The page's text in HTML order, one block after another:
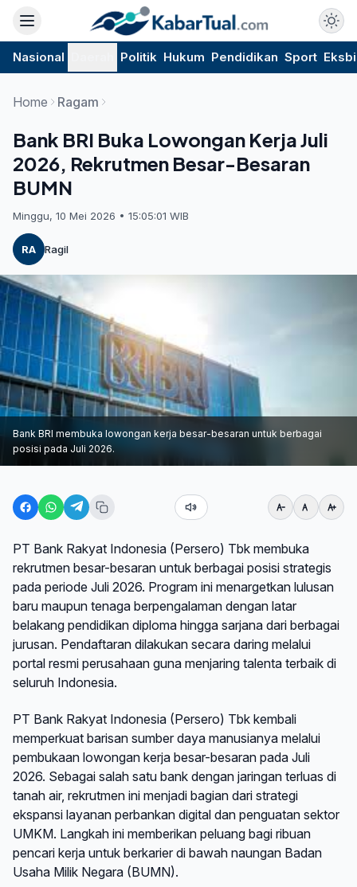
Nasional Politik Hukum Pendidikan Sport
Home Ragam
Bank BRI Buka Lowongan Kerja Juli
2026, Rekrutmen Besar-Besaran
BUMN
Minggu, 10 Mei 2026 • 15:05:01 WIB
RA Ragil
Bank BRI membuka lowongan kerja besar-besaran untuk berbagai
posisi pada Juli 2026.
PT Bank Rakyat Indonesia (Persero) Tbk membuka
rekrutmen besar-besaran untuk berbagai posisi strategis
pada periode Juli 2026. Program ini menargetkan lulusan
baru maupun tenaga berpengalaman dengan latar
belakang pendidikan diploma hingga sarjana dari berbagai
jurusan. Pendaftaran dilakukan secara daring melalui
portal resmi perusahaan guna menjaring talenta terbaik di
seluruh Indonesia.
PT Bank Rakyat Indonesia (Persero) Tbk kembali
memperkuat barisan sumber daya manusianya melalui
pembukaan lowongan kerja besar-besaran pada Juli
2026. Sebagai salah satu bank dengan jaringan terluas di
tanah air, rekrutmen ini menjadi bagian dari strategi
ekspansi layanan perbankan digital dan penguatan sektor
UMKM. Langkah ini memberikan peluang bagi ribuan
pencari kerja untuk berkarier di bawah naungan Badan
Usaha Milik Negara (BUMN).